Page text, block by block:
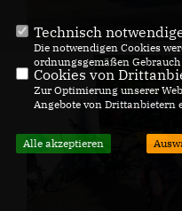
Technisch
Die notwendigen Cookies
ordnungsgemäßen
Cookies von
Zur Optimierung unserer
Angebote von Drittanbietern
Alle akzeptieren